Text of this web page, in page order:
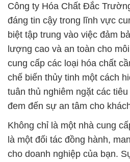
Công ty Hóa Chất Đắc
đáng tin cậy trong lĩnh vực
biệt tập trung vào việc đảm
lượng cao và an toàn cho
cung cấp các loại hóa chất
chế biến thủy tinh một cách
tuân thủ nghiêm ngặt các
đem đến sự an tâm cho
Không chỉ là một nhà cung
là một đối tác đồng hành,
cho doanh nghiệp của bạn.